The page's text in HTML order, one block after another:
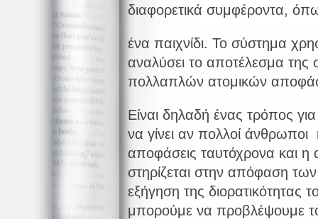
διαφορετικά συμφέροντα,
ένα παιχνίδι. Το σύστημα
αναλύσει το αποτέλεσμα της
πολλαπλών ατομικών
Είναι δηλαδή ένας τρόπος
να γίνει αν πολλοί άνθρωποι
αποφάσεις ταυτόχρονα και
στηρίζεται στην απόφαση
εξήγηση της διορατικότητας
μπορούμε να προβλέψουμε